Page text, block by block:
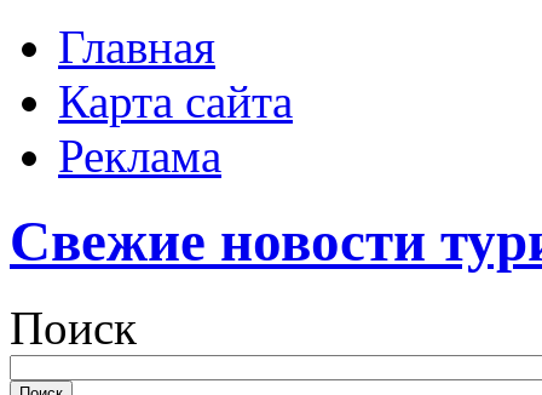
Главная
Карта сайта
Реклама
Свежие новости
Поиск